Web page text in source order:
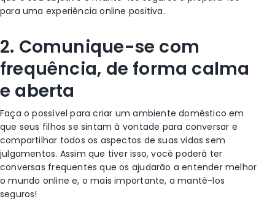
para uma experiência online positiva.
2. Comunique-se com
frequência, de forma calma
e aberta
Faça o possível para criar um ambiente doméstico em
que seus filhos se sintam à vontade para conversar e
compartilhar todos os aspectos de suas vidas sem
julgamentos. Assim que tiver isso, você poderá ter
conversas frequentes que os ajudarão a entender melhor
o mundo online e, o mais importante, a mantê-los
seguros!